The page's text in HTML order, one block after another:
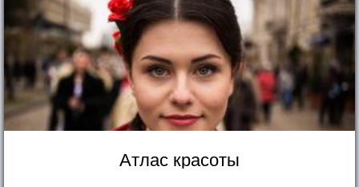
Атлас красоты